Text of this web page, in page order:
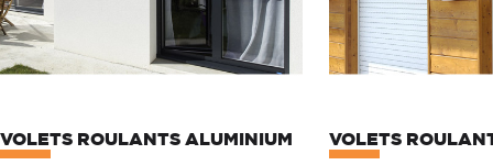
VOLETS ROULANTS ALUMINIUM VOLETS